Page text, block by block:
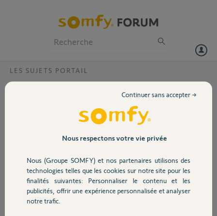
Volet
Sécurité
Domotique
LES SUJETS PORTAIL
Comment paramétré une nouvelle
télécommande sur la touche 2 (ouverture
Je voudrais savoir comment paramétré la touche 2 pour ouverture
Merci,
Alain J.
il y a plus de 2 ans
Participer au fil de discussion
Nous respectons votre vie privée
Nous (Groupe SOMFY) et nos partenaires utilisons des
technologies telles que les cookies sur notre site pour les
finalités suivantes: Personnaliser le contenu et les
publicités, offrir une expérience personnalisée et analyser
notre trafic.
Continuer sans accepter →